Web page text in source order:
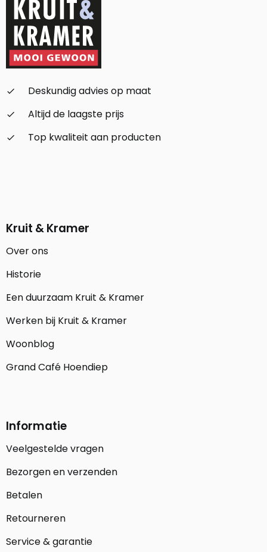
check_small
Deskundig advies op maat
check_small
Altijd de laagste prijs
check_small
Top kwaliteit aan producten
Kruit & Kramer
Over ons
Historie
Een duurzaam Kruit & Kramer
Werken bij Kruit & Kramer
Woonblog
Grand Café Hoendiep
Informatie
Veelgestelde vragen
Bezorgen en verzenden
Betalen
Retourneren
Service & garantie